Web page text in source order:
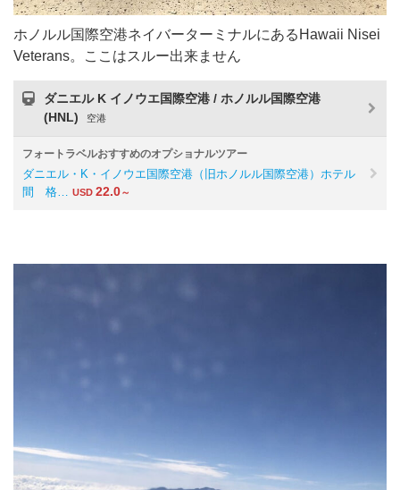
ホノルル国際空港ネイバーターミナルにあるHawaii Nisei
Veterans。ここはスルー出来ません
ダニエル K イノウエ国際空港 / ホノルル国際空港
(HNL)
空港
フォートラベルおすすめのオプショナルツアー
ダニエル・K・イノウエ国際空港（旧ホノルル国際空港）ホテル
間 格… USD 22.0～